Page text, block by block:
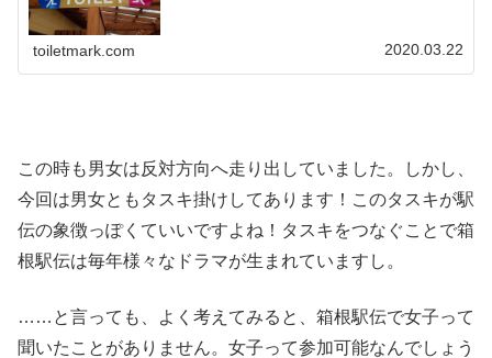
toiletmark.com 2020.03.22
この時も男女は反対方向へ走り出していました。しかし、
今回は男女ともタスキ掛けしてあります！このタスキが駅
伝の象徴っぽくていいですよね！タスキをつなぐことで箱
根駅伝は毎年様々なドラマが生まれていますし。
……と言っても、よく考えてみると、箱根駅伝で女子って
聞いたことがありません。女子って参加可能なんでしょう